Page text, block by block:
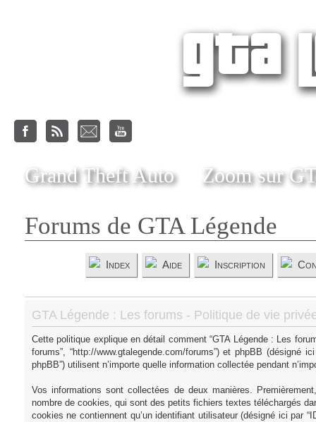
Grand Theft Auto Zoom sur
Forums de GTA Légende
Index Aide Inscription
GTA Légende : Les forums - Politique de vie
Cette politique explique en détail comment “GTA Légende : Les
forums”, “http://www.gtalegende.com/forums”) et phpBB (désigné ici
phpBB”) utilisent n’importe quelle information collectée pendant
Vos informations sont collectées de deux manières.
nombre de cookies, qui sont des petits fichiers textes téléchargés
cookies ne contiennent qu’un identifiant utilisateur (désigné ici par